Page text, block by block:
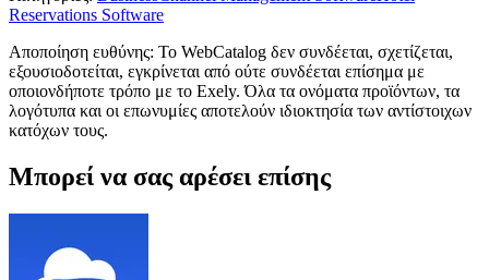
Reservations Software
Αποποίηση ευθύνης: Το WebCatalog δεν συνδέεται, σχετίζεται,
εξουσιοδοτείται, εγκρίνεται από ούτε συνδέεται επίσημα με
οποιονδήποτε τρόπο με το Exely. Όλα τα ονόματα προϊόντων, τα
λογότυπα και οι επωνυμίες αποτελούν ιδιοκτησία των αντίστοιχων
κατόχων τους.
Μπορεί να σας αρέσει επίσης